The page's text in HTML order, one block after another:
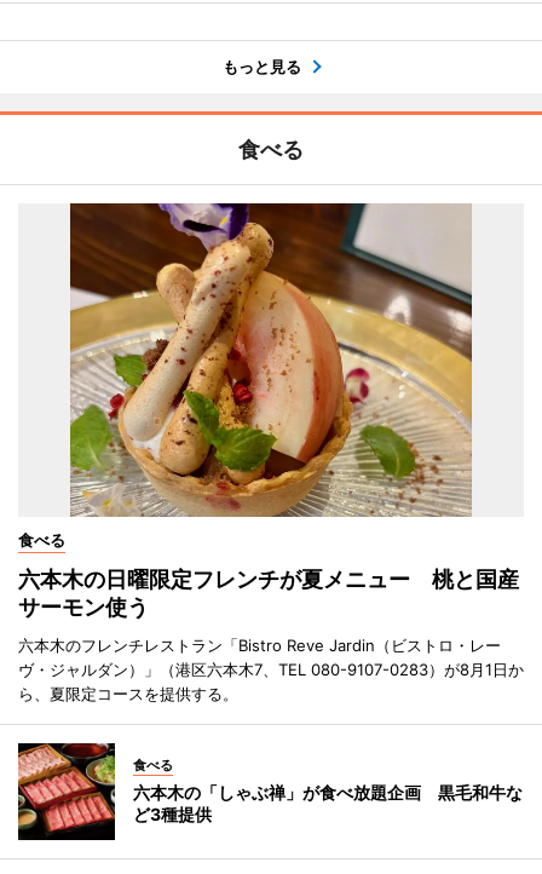
もっと見る
食べる
食べる
六本木の日曜限定フレンチが夏メニュー 桃と国産
サーモン使う
六本木のフレンチレストラン「Bistro Reve Jardin（ビストロ・レー
ヴ・ジャルダン）」（港区六本木7、TEL 080-9107-0283）が8月1日か
ら、夏限定コースを提供する。
食べる
六本木の「しゃぶ禅」が食べ放題企画 黒毛和牛な
ど3種提供